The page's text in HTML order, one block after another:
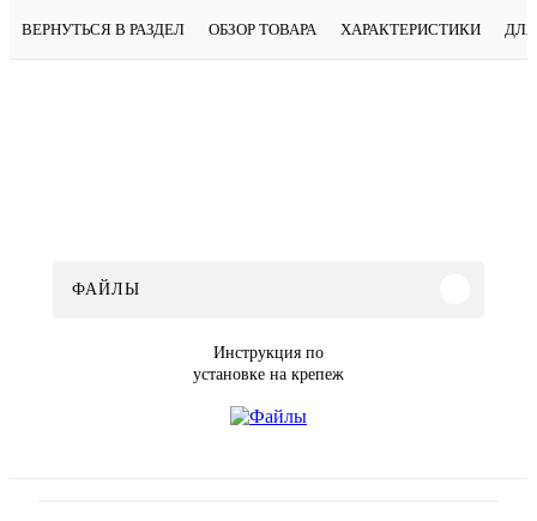
ВЕРНУТЬСЯ В РАЗДЕЛ ОБЗОР ТОВАРА ХАРАКТЕРИСТИКИ
ФАЙЛЫ
Инструкция по
установке на крепеж